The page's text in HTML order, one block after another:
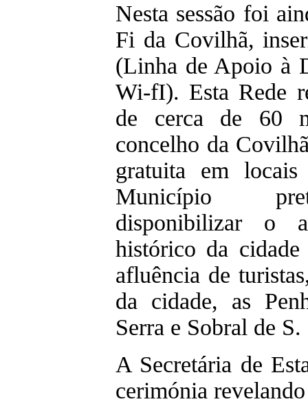
Nesta sessão foi
Fi da Covilhã,
(Linha de Apoio à
Wi-fI). Esta Rede
de cerca de 60
concelho da
gratuita em
Município
disponibilizar o
histórico da
afluência de
da cidade, as
Serra e Sobral de
A Secretária de
cerimónia